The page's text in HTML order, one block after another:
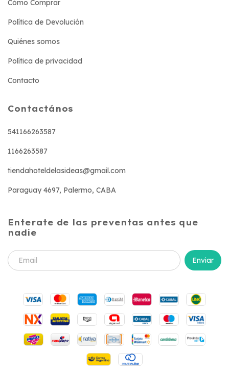
Cómo Comprar
Política de Devolución
Quiénes somos
Política de privacidad
Contacto
Contactános
541166263587
1166263587
tiendahoteldelasideas@gmail.com
Paraguay 4697, Palermo, CABA
Enterate de las preventas antes que
nadie